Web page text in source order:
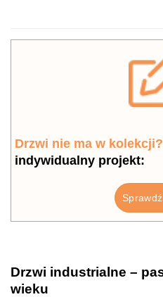
Drzwi nie ma w kolekcji?
indywidualny projekt:
Sprawdź
Drzwi industrialne –
wieku